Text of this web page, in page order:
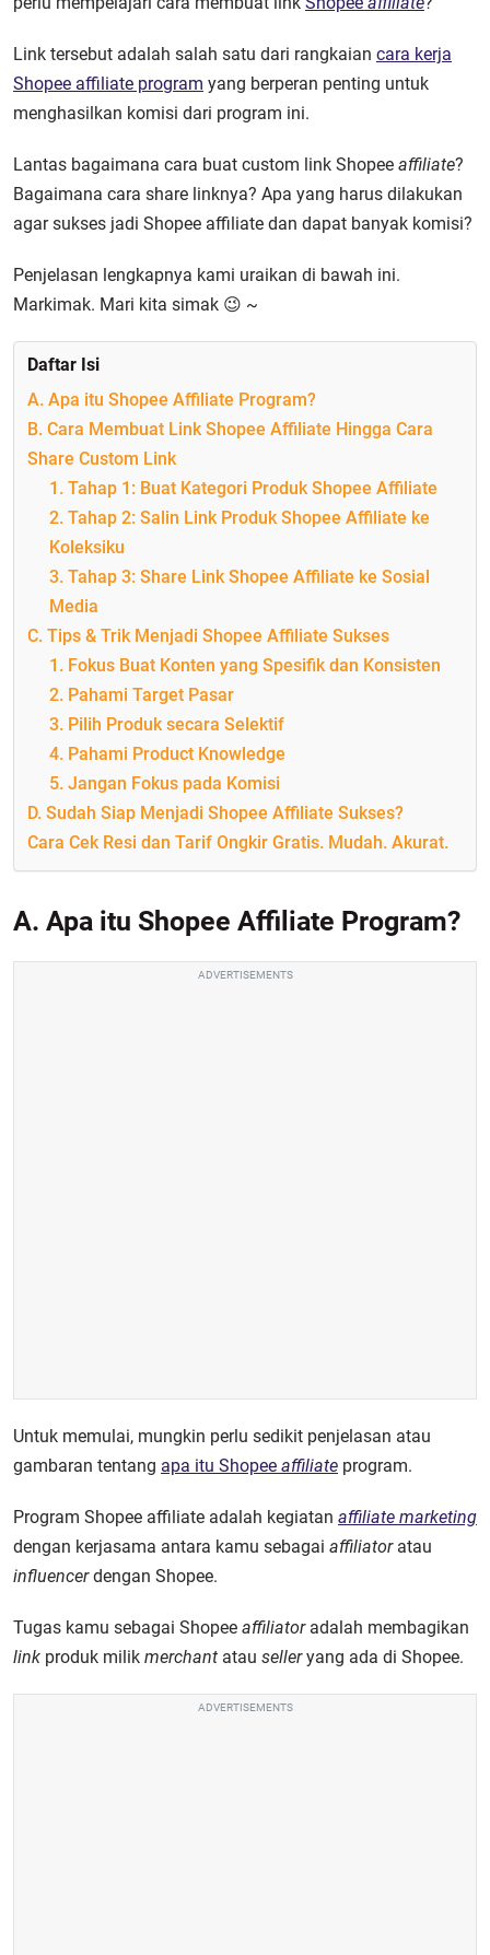
Link tersebut adalah salah satu dari rangkaian cara kerja
Shopee affiliate program yang berperan penting untuk
menghasilkan komisi dari program ini.
Lantas bagaimana cara buat custom link Shopee affiliate?
Bagaimana cara share linknya? Apa yang harus dilakukan
agar sukses jadi Shopee affiliate dan dapat banyak komisi?
Penjelasan lengkapnya kami uraikan di bawah ini.
Markimak. Mari kita simak 😉 ~
Daftar Isi
A. Apa itu Shopee Affiliate Program?
B. Cara Membuat Link Shopee Affiliate Hingga Cara
Share Custom Link
1. Tahap 1: Buat Kategori Produk Shopee Affiliate
2. Tahap 2: Salin Link Produk Shopee Affiliate ke
Koleksiku
3. Tahap 3: Share Link Shopee Affiliate ke Sosial
Media
C. Tips & Trik Menjadi Shopee Affiliate Sukses
1. Fokus Buat Konten yang Spesifik dan Konsisten
2. Pahami Target Pasar
3. Pilih Produk secara Selektif
4. Pahami Product Knowledge
5. Jangan Fokus pada Komisi
D. Sudah Siap Menjadi Shopee Affiliate Sukses?
Cara Cek Resi dan Tarif Ongkir Gratis. Mudah. Akurat.
A. Apa itu Shopee Affiliate Program?
ADVERTISEMENTS
Untuk memulai, mungkin perlu sedikit penjelasan atau
gambaran tentang apa itu Shopee affiliate program.
Program Shopee affiliate adalah kegiatan affiliate marketing
dengan kerjasama antara kamu sebagai affiliator atau
influencerdengan Shopee.
Tugas kamu sebagai Shopee affiliator adalah membagikan
link produk milik merchant atau selleryang ada di Shopee.
ADVERTISEMENTS